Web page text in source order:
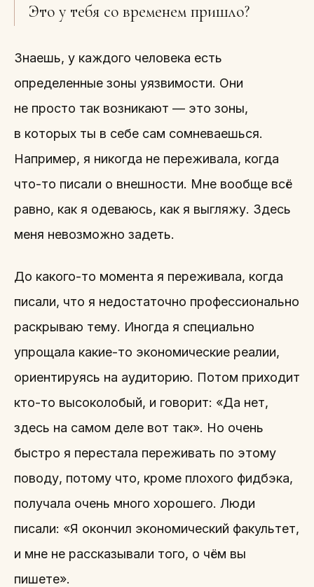
Это у тебя со временем пришло?
Знаешь, у каждого человека есть
определенные зоны уязвимости. Они
не просто так возникают — это зоны,
в которых ты в себе сам сомневаешься.
Например, я никогда не переживала, когда
что-то писали о внешности. Мне вообще всё
равно, как я одеваюсь, как я выгляжу. Здесь
меня невозможно задеть.
До какого-то момента я переживала, когда
писали, что я недостаточно профессионально
раскрываю тему. Иногда я специально
упрощала какие-то экономические реалии,
ориентируясь на аудиторию. Потом приходит
кто-то высоколобый, и говорит: «Да нет,
здесь на самом деле вот так». Но очень
быстро я перестала переживать по этому
поводу, потому что, кроме плохого фидбэка,
получала очень много хорошего. Люди
писали: «Я окончил экономический факультет,
и мне не рассказывали того, о чём вы
пишете».